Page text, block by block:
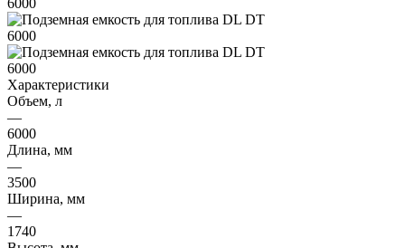
Характеристики
Объем, л
—
6000
Длина, мм
—
3500
Ширина, мм
—
1740